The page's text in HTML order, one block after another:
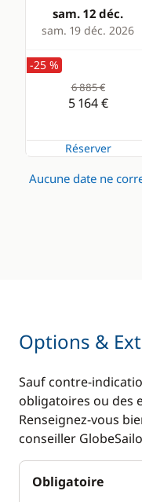
VHF
Cuisine
Congélateur
Grille pain
Lave Vaisselle
sam. 12 déc.
sam. 19 déc. 2026
-25 %
6 885 €
5 164 €
Réserver
Aucune date ne
Options &
Sauf contre-
obligatoires ou des
Renseignez-vous
conseiller
Obligatoire